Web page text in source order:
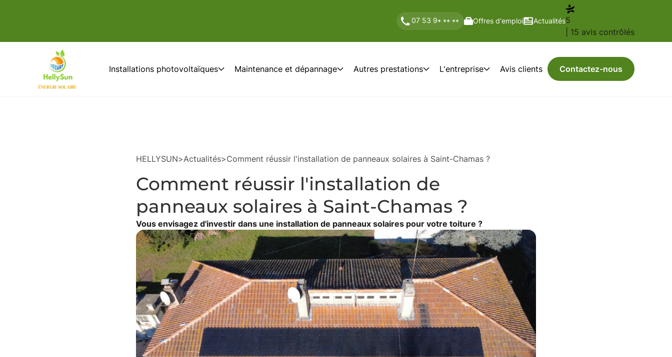
07 53 9* ** ** Offres d'emploi Actualités5
| 15 avis contrôlés
Installations photovoltaïques Maintenance et dépannage Autres prestations L'entreprise Avis clients Contactez-nous
HELLYSUN>Actualités>Comment réussir l'installation de panneaux solaires à Saint-Chamas ?
Comment réussir l'installation de
panneaux solaires à Saint-Chamas ?
Vous envisagez d'investir dans une installation de panneaux solaires pour votre toiture ?